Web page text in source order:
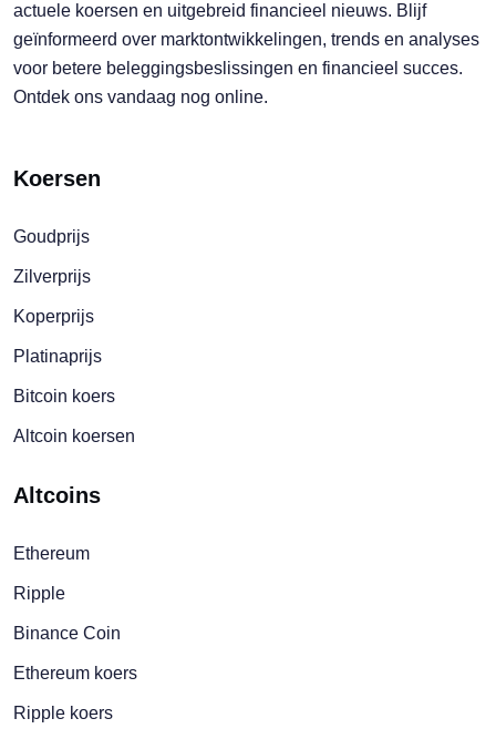
actuele koersen en uitgebreid financieel nieuws. Blijf
geïnformeerd over marktontwikkelingen, trends en analyses
voor betere beleggingsbeslissingen en financieel succes.
Ontdek ons vandaag nog online.
Koersen
Goudprijs
Zilverprijs
Koperprijs
Platinaprijs
Bitcoin koers
Altcoin koersen
Altcoins
Ethereum
Ripple
Binance Coin
Ethereum koers
Ripple koers